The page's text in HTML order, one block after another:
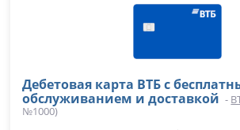
Дебетовая карта ВТБ с
обслуживанием и доставкой -
№1000)